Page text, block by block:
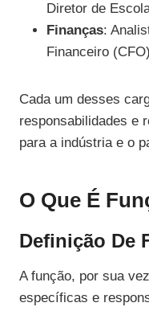
Diretor de
Finanças:
Financeiro
Cada um desses
responsabilidades e
para a indústria e o
O Que É
Definição De
A função, por sua
específicas e